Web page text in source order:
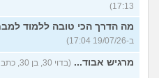
17:13)
מה הדרך הכי טובה ללמוד
ב-19/07/26 17:04)
מרגיש אבוד... (בדוי 30, בן 30, כתב ב-19/07/26 16:55)